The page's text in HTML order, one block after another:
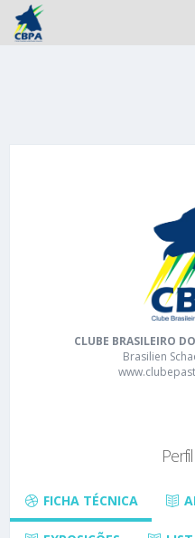
CLUBE BRASILEIRO
Brasilien
FICHA TÉCNICA